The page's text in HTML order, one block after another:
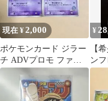
現在 ¥2,000
ポケモンカード ジラー
チ ADVプロモ ファウ
ンス 2枚セット
¥
【
ン
ウ